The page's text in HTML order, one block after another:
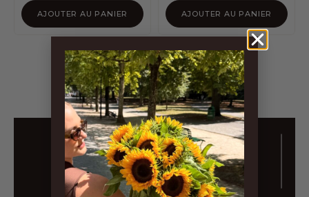
AJOUTER AU PANIER AJOUTER AU PANIER